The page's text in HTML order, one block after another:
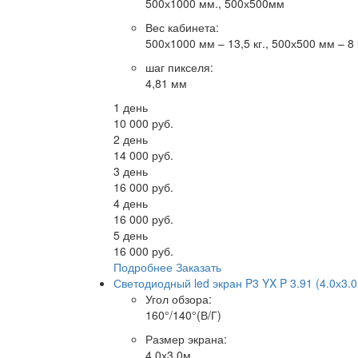
Вес кабинета:
500х1000 мм – 13,5 кг., 500х500 мм – 8
шаг пикселя:
4,81 мм
1 день
10 000 руб.
2 день
14 000 руб.
3 день
16 000 руб.
4 день
16 000 руб.
5 день
16 000 руб.
Подробнее Заказать
Светодиодный led экран P3 YX P 3.91
Угол обзора:
160°/140°(В/Г)
Размер экрана:
4.0х3.0м